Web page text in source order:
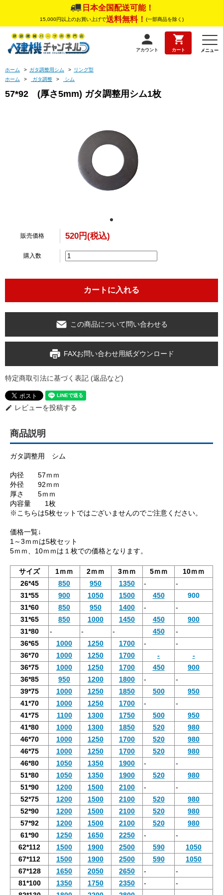
日本全国配送可能！
15,000円以上のお買い上げで送料無料！ (一部商品を除く)
アカウント カート メニュー
ホーム > ガタ調整用シム >
リング型
ホーム
> ガタ調整 > シム
57*92 (厚さ5mm) ガタ調整用シム1枚
販売価格 520円(税込)
購入数
この商品について問い合わせる
FAXお問い合わせ用紙ダウンロード
特定商取引法に基づく表記 (返品など)
edit レビューを投稿する
商品説明
ガタ調整用 シム
内径 57ｍｍ
外径 92ｍｍ
厚さ 5ｍｍ
内容量 1枚
※こちらは5枚セットではございませんのでご注意ください。
価格一覧↓
1～3ｍｍは5枚セット
5ｍｍ、10ｍｍは１枚での価格となります。
サイズ 1ｍｍ 2ｍｍ 3ｍｍ 5ｍｍ
10ｍｍ
26*45
850 950 1350 -
-
31*55
900 1050 1500 450
900
31*60
850 950 1400 -
-
31*65
850 1000 1450 450
900
31*80
- - - 450
-
36*65
1000 1250 1700 -
-
36*70
1000 1250 1700 -
-
36*75
1000 1250 1700 450
900
36*85
950 1200 1800 -
-
39*75
1000 1250 1850 500
950
41*70
1000 1250 1700 -
-
41*75
1100 1300 1750 500
950
41*80
1000 1300 1850 520
980
46*70
1000 1250 1700 520
980
46*75
1000 1250 1700 520
980
46*80
1050 1350 1900 -
-
51*80
1050 1350 1900 520
980
51*90
1200 1500 2100 -
-
52*75
1200 1500 2100 520
980
52*90
1200 1500 2100 520
980
57*92
1200 1500 2100 520
980
61*90
1250 1650 2250 -
-
62*112
1500 1900 2500 590
1050
67*112
1500 1900 2500 590
1050
67*128
1650 2050 2650 -
-
81*100
1350 1750 2350 -
-